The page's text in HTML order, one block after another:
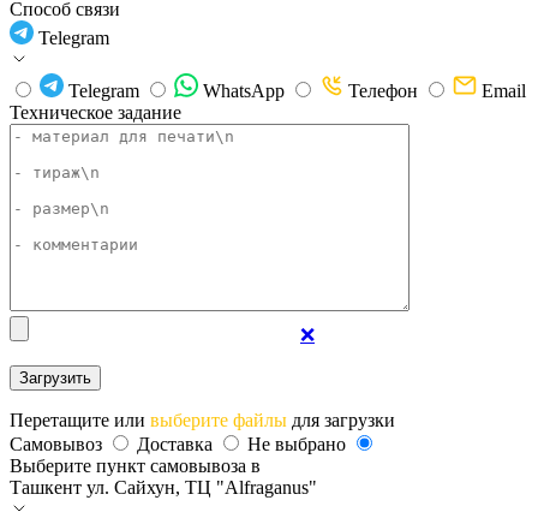
Способ связи
Telegram
Telegram WhatsApp Телефон
Email
Техническое задание
❌
Перетащите или выберите файлы для загрузки
Самовывоз
Доставка
Не выбрано
Выберите пункт самовывоза в
Ташкент ул. Сайхун, ТЦ "Alfraganus"